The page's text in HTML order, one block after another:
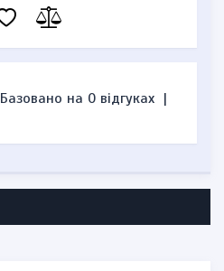
Базовано на 0 відгуках |